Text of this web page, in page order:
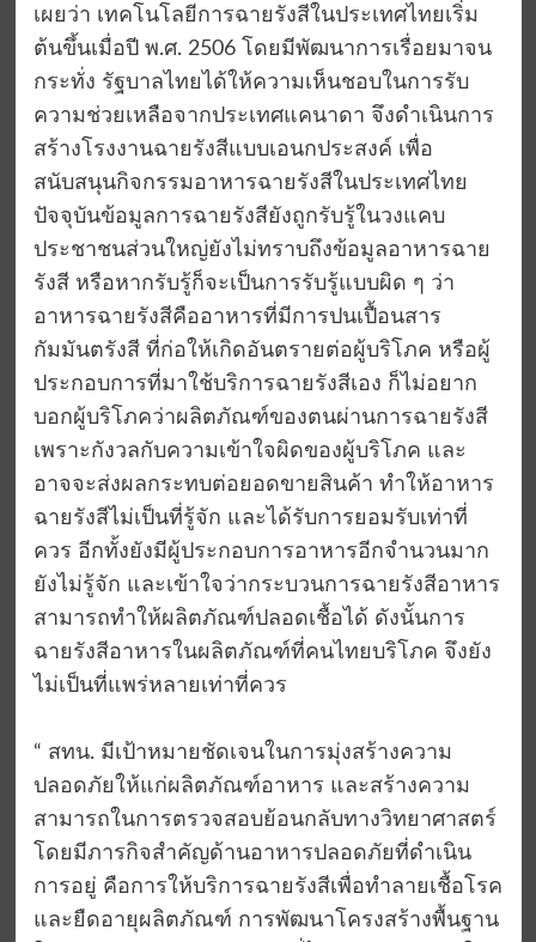
เผยว่า เทคโนโลยีการฉายรังสีในประเทศไทยเริ่ม
ต้นขึ้นเมื่อปี พ.ศ. 2506 โดยมีพัฒนาการเรื่อยมาจน
กระทั่ง รัฐบาลไทยได้ให้ความเห็นชอบในการรับ
ความช่วยเหลือจากประเทศแคนาดา จึงดำเนินการ
สร้างโรงงานฉายรังสีแบบเอนกประสงค์ เพื่อ
สนับสนุนกิจกรรมอาหารฉายรังสีในประเทศไทย
ปัจจุบันข้อมูลการฉายรังสียังถูกรับรู้ในวงแคบ
ประชาชนส่วนใหญ่ยังไม่ทราบถึงข้อมูลอาหารฉาย
รังสี หรือหากรับรู้ก็จะเป็นการรับรู้แบบผิด ๆ ว่า
อาหารฉายรังสีคืออาหารที่มีการปนเปื้อนสาร
กัมมันตรังสี ที่ก่อให้เกิดอันตรายต่อผู้บริโภค หรือผู้
ประกอบการที่มาใช้บริการฉายรังสีเอง ก็ไม่อยาก
บอกผู้บริโภคว่าผลิตภัณฑ์ของตนผ่านการฉายรังสี
เพราะกังวลกับความเข้าใจผิดของผู้บริโภค และ
อาจจะส่งผลกระทบต่อยอดขายสินค้า ทำให้อาหาร
ฉายรังสีไม่เป็นที่รู้จัก และได้รับการยอมรับเท่าที่
ควร อีกทั้งยังมีผู้ประกอบการอาหารอีกจำนวนมาก
ยังไม่รู้จัก และเข้าใจว่ากระบวนการฉายรังสีอาหาร
สามารถทำให้ผลิตภัณฑ์ปลอดเชื้อได้ ดังนั้นการ
ฉายรังสีอาหารในผลิตภัณฑ์ที่คนไทยบริโภค จึงยัง
ไม่เป็นที่แพร่หลายเท่าที่ควร
“ สทน. มีเป้าหมายชัดเจนในการมุ่งสร้างความ
ปลอดภัยให้แก่ผลิตภัณฑ์อาหาร และสร้างความ
สามารถในการตรวจสอบย้อนกลับทางวิทยาศาสตร์
โดยมีภารกิจสำคัญด้านอาหารปลอดภัยที่ดำเนิน
การอยู่ คือการให้บริการฉายรังสีเพื่อทำลายเชื้อโรค
และยืดอายุผลิตภัณฑ์ การพัฒนาโครงสร้างพื้นฐาน